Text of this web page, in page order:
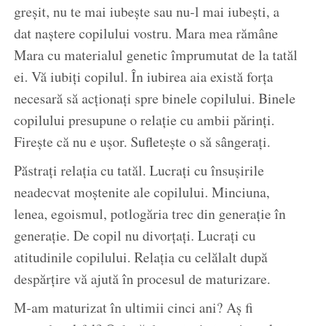
greșit, nu te mai iubește sau nu-l mai iubești, a
dat naștere copilului vostru. Mara mea rămâne
Mara cu materialul genetic împrumutat de la tatăl
ei. Vă iubiți copilul. În iubirea aia există forța
necesară să acționați spre binele copilului. Binele
copilului presupune o relație cu ambii părinți.
Firește că nu e ușor. Sufletește o să sângerați.
Păstrați relația cu tatăl. Lucrați cu însușirile
neadecvat moștenite ale copilului. Minciuna,
lenea, egoismul, potlogăria trec din generație în
generație. De copil nu divorțați. Lucrați cu
atitudinile copilului. Relația cu celălalt după
despărțire vă ajută în procesul de maturizare.
M-am maturizat în ultimii cinci ani? Aș fi